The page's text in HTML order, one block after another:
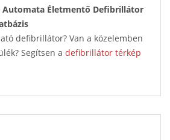
Automata Életmentő Defibrillátor
defibrillátor? Van a közelemben
Segítsen a defibrillátor térkép